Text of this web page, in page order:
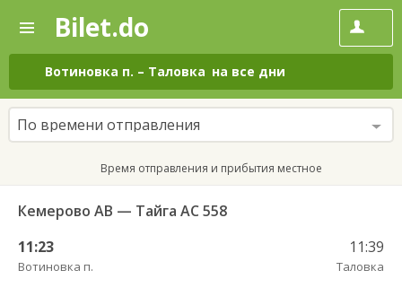
—
Поиск
и
покупка
билетов
на
автобус
онлайн
Bilet.do
Вотиновка п. – Таловка на все дни
По времени отправления
Время отправления и прибытия местное
Кемерово АВ — Тайга АС 558
11:23
Вотиновка п.
11:39
Таловка